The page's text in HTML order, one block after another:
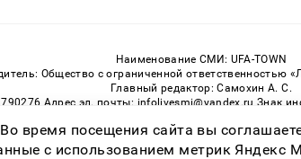
Наименование СМИ: UFA-TOWN
Общество с ограниченной ответственностью
Главный редактор: Самохин А. С.
Адрес эл. почты: infolivesmi@yandex.ru Знак
Регистрационный номер СМИ ЭЛ № ФС 77 — 81149
на Ufa-Town.Ru обязательна. Цитирование в
время посещения сайта вы
с использованием метрик Яндекс